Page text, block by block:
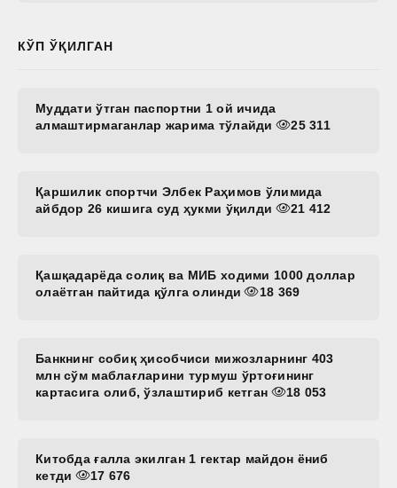
КЎП ЎҚИЛГАН
Муддати ўтган паспортни 1 ой ичида
алмаштирмаганлар жарима тўлайди
25 311
Қаршилик спортчи Элбек Раҳимов ўлимида
айбдор 26 кишига суд ҳукми ўқилди
21 412
Қашқадарёда солиқ ва МИБ ходими 1000 доллар
олаётган пайтида қўлга олинди
18 369
Банкнинг собиқ ҳисобчиси мижозларнинг 403
млн сўм маблағларини турмуш ўртоғининг
картасига олиб, ўзлаштириб кетган
18 053
Китобда ғалла экилган 1 гектар майдон ёниб
кетди
17 676